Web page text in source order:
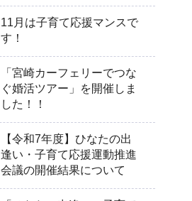
11月は子育て応援マンスで
す！
「宮崎カーフェリーでつな
ぐ婚活ツアー」を開催しま
した！！
【令和7年度】ひなたの出
逢い・子育て応援運動推進
会議の開催結果について